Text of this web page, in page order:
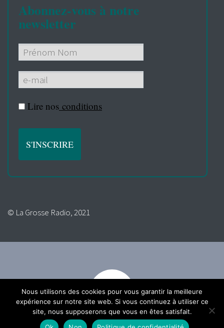
Abonnez-vous à notre
newsletter
Lire nos conditions
© La Grosse Radio, 2021
Nous utilisons des cookies pour vous garantir la meilleure
expérience sur notre site web. Si vous continuez à utiliser ce
site, nous supposerons que vous en êtes satisfait.